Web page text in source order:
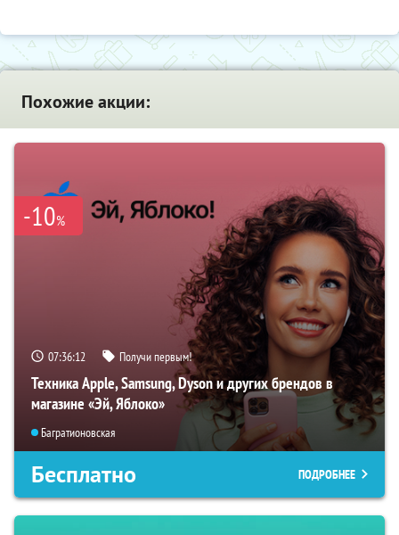
Похожие акции:
-10%
07:36:11 Получи первым!
Техника Apple, Samsung, Dyson и других брендов в
магазине «Эй, Яблоко»
Багратионовская
Бесплатно ПОДРОБНЕЕ